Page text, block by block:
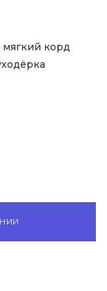
мягкий корд